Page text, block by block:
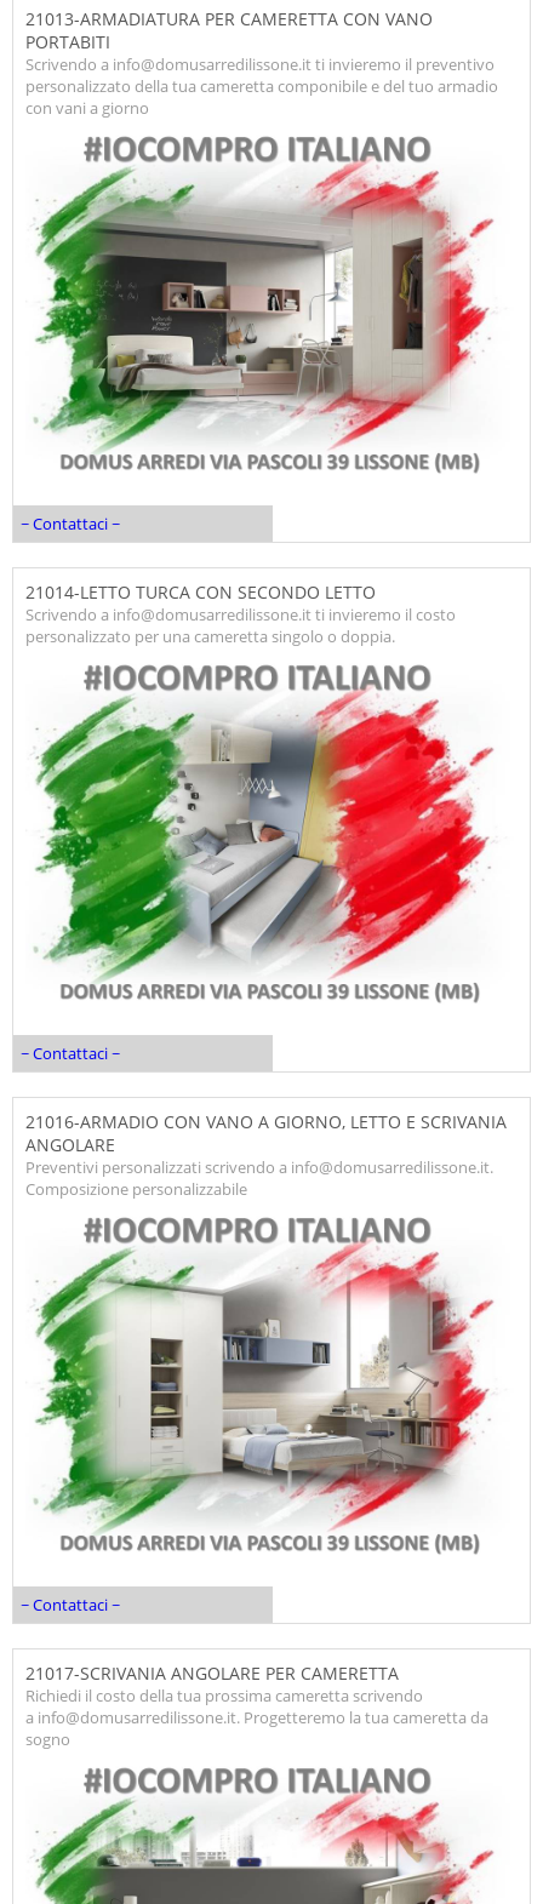
21013-ARMADIATURA PER CAMERETTA CON VANO
PORTABITI
Scrivendo a info@domusarredilissone.it ti invieremo il preventivo
personalizzato della tua cameretta componibile e del tuo armadio
con vani a giorno
~ Contattaci ~
21014-LETTO TURCA CON SECONDO LETTO
Scrivendo a info@domusarredilissone.it ti invieremo il costo
personalizzato per una cameretta singolo o doppia.
~ Contattaci ~
21016-ARMADIO CON VANO A GIORNO, LETTO E SCRIVANIA
ANGOLARE
Preventivi personalizzati scrivendo a info@domusarredilissone.it.
Composizione personalizzabile
~ Contattaci ~
21017-SCRIVANIA ANGOLARE PER CAMERETTA
Richiedi il costo della tua prossima cameretta scrivendo
a info@domusarredilissone.it. Progetteremo la tua cameretta da
sogno